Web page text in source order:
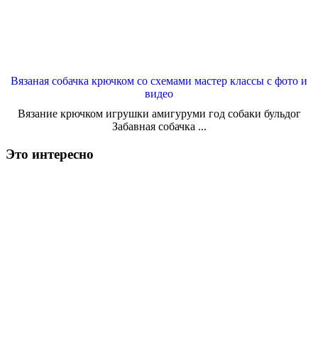
Вязаная собачка крючком со схемами мастер классы с фото и
видео
Вязание крючком игрушки амигуруми год собаки бульдог
Забавная собачка ...
Это интересно